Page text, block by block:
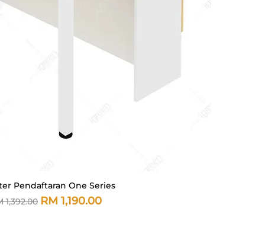
Paparan Segera
Pendaftaran One Series
Biasa
1,392.00 Harga Jualan
RM 1,190.00